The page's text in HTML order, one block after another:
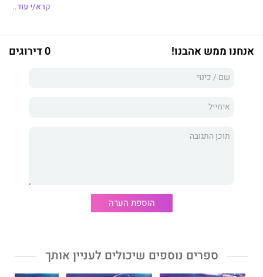
האם אתם מוכנים למשחק אחד אחרון?
לילי פורד עבדה קשה במשך ארבע השנים האחרונות כדי להתגבר על
על הספקות. על החרדה המזדחלת.
אז למה כשהיא מתבוננת בקיידן נוסע למחנה האימונים, היא מרגישה
קרא/י עוד..
אנחנו ממש אהבנו! 0 דירוגים
הוספת הערה
ספרים נוספים שיכולים לעניין אותך